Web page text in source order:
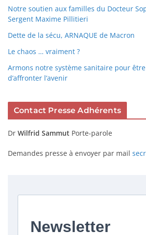
Notre soutien aux familles du Docteur
Sergent Maxime Pillitieri
Dette de la sécu, ARNAQUE de Macron
Le chaos … vraiment ?
Armons notre système sanitaire pour
d’affronter l’avenir
Contact Presse Adhérents
Dr Wilfrid Sammut Porte-parole
Demandes presse à envoyer par mail